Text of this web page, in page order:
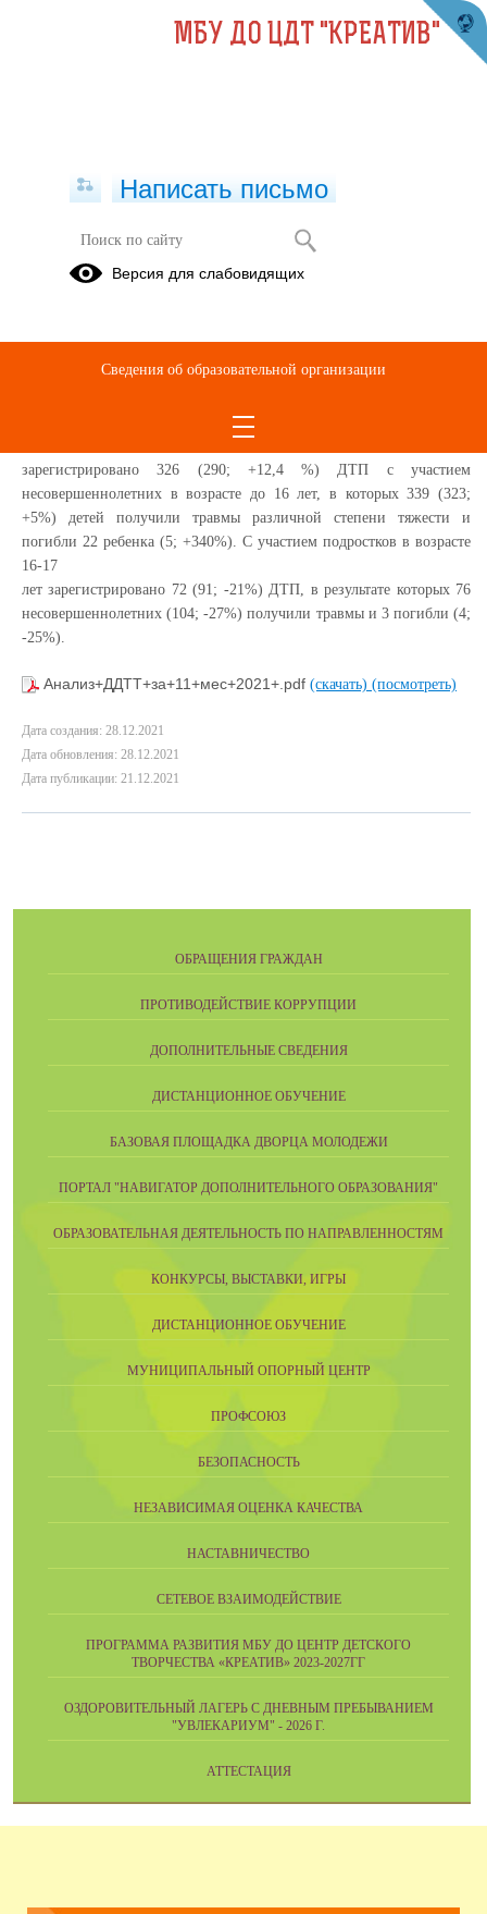
Анализ состояния детского дорожно-
транспортного травматизма на
за одиннадцать месяцев 2021 года
На территории Свердловской области за одиннадцать месяцев 2021
зарегистрировано 326 (290; +12,4 %) ДТП с участием
несовершеннолетних в возрасте до 16 лет, в которых 339 (323;
+5%) детей получили травмы различной степени тяжести и
погибли 22 ребенка (5; +340%). С участием подростков в возрасте
16-17
лет зарегистрировано 72 (91; -21%) ДТП, в результате которых 76
несовершеннолетних (104; -27%) получили травмы и 3 погибли (4;
-25%).
Анализ+ДДТТ+за+11+мес+2021+.pdf (скачать) (посмотреть)
Дата создания: 28.12.2021
Дата обновления: 28.12.2021
Дата публикации: 21.12.2021
ОБРАЩЕНИЯ ГРАЖДАН
ПРОТИВОДЕЙСТВИЕ КОРРУПЦИИ
ДОПОЛНИТЕЛЬНЫЕ СВЕДЕНИЯ
ДИСТАНЦИОННОЕ ОБУЧЕНИЕ
БАЗОВАЯ ПЛОЩАДКА ДВОРЦА МОЛОДЕЖИ
ПОРТАЛ "НАВИГАТОР ДОПОЛНИТЕЛЬНОГО ОБРАЗОВАНИЯ"
ОБРАЗОВАТЕЛЬНАЯ ДЕЯТЕЛЬНОСТЬ ПО НАПРАВЛЕННОСТЯМ
КОНКУРСЫ, ВЫСТАВКИ, ИГРЫ
ДИСТАНЦИОННОЕ ОБУЧЕНИЕ
МУНИЦИПАЛЬНЫЙ ОПОРНЫЙ ЦЕНТР
ПРОФСОЮЗ
БЕЗОПАСНОСТЬ
НЕЗАВИСИМАЯ ОЦЕНКА КАЧЕСТВА
НАСТАВНИЧЕСТВО
СЕТЕВОЕ ВЗАИМОДЕЙСТВИЕ
ПРОГРАММА РАЗВИТИЯ МБУ ДО ЦЕНТР ДЕТСКОГО
ТВОРЧЕСТВА «КРЕАТИВ» 2023-2027ГГ
ОЗДОРОВИТЕЛЬНЫЙ ЛАГЕРЬ С ДНЕВНЫМ ПРЕБЫВАНИЕМ
"УВЛЕКАРИУМ" - 2026 Г.
АТТЕСТАЦИЯ
МБУ ДО ЦДТ "КРЕАТИВ"
Написать письмо
Версия для слабовидящих
Сведения об образовательной организации